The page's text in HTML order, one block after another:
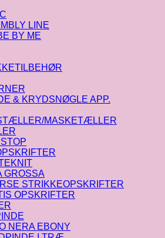
LINE
BY ME
& KRYDSNØGLE APP.
MASKETÆLLER
GROSSA
STRIKKEOPSKRIFTER
OPSKRIFTER
NERA EBONY